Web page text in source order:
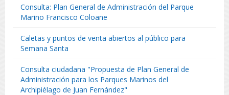
Consulta: Plan General de Administración del Parque
Marino Francisco Coloane
Caletas y puntos de venta abiertos al público para
Semana Santa
Consulta ciudadana "Propuesta de Plan General de
Administración para los Parques Marinos del
Archipiélago de Juan Fernández"